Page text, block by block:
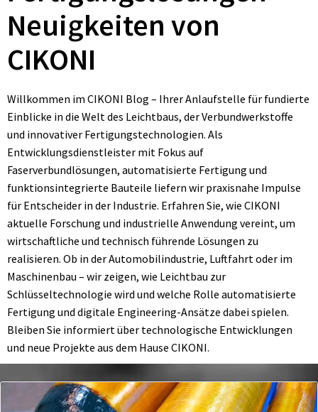
Neuigkeiten von
CIKONI
Willkommen im CIKONI Blog – Ihrer Anlaufstelle für fundierte
Einblicke in die Welt des Leichtbaus, der Verbundwerkstoffe
und innovativer Fertigungstechnologien. Als
Entwicklungsdienstleister mit Fokus auf
Faserverbundlösungen, automatisierte Fertigung und
funktionsintegrierte Bauteile liefern wir praxisnahe Impulse
für Entscheider in der Industrie. Erfahren Sie, wie CIKONI
aktuelle Forschung und industrielle Anwendung vereint, um
wirtschaftliche und technisch führende Lösungen zu
realisieren. Ob in der Automobilindustrie, Luftfahrt oder im
Maschinenbau – wir zeigen, wie Leichtbau zur
Schlüsseltechnologie wird und welche Rolle automatisierte
Fertigung und digitale Engineering-Ansätze dabei spielen.
Bleiben Sie informiert über technologische Entwicklungen
und neue Projekte aus dem Hause CIKONI.